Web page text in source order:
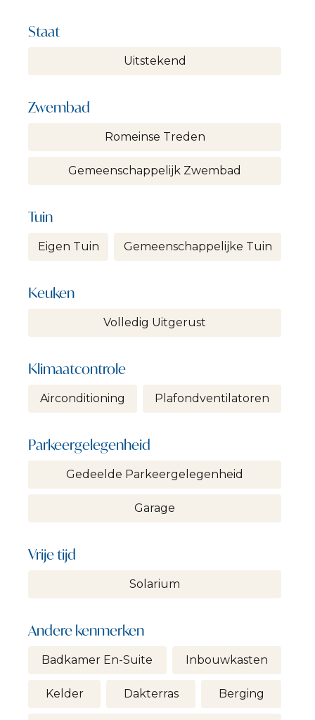
Staat
Uitstekend
Zwembad
Romeinse Treden
Gemeenschappelijk Zwembad
Tuin
Eigen Tuin Gemeenschappelijke Tuin
Keuken
Volledig Uitgerust
Klimaatcontrole
Airconditioning Plafondventilatoren
Parkeergelegenheid
Gedeelde Parkeergelegenheid
Garage
Vrije tijd
Solarium
Andere kenmerken
Badkamer En-Suite Inbouwkasten
Kelder Dakterras Berging